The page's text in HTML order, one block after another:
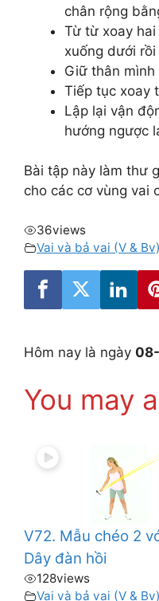
chân rộng
Từ từ xoay
xuống dưới
Giữ thân
Tiếp tục xoay
Lập lại vận
hướng ngược
Bài tập này làm thư
cho các cơ vùng vai
36views
Vai và bả vai (V & Bv)
Hôm nay là ngày
You may
V72. Mẫu chéo 2
Dây đàn hồi
128views
Vai và bả vai (V & Bv)